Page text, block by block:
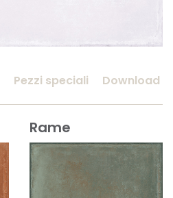
Pezzi speciali Download
Rame